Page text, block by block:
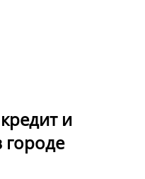
и
городе